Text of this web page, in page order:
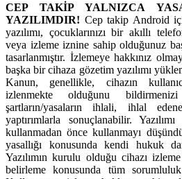
CEP TAKİP YALNIZCA
YAZILIMDIR! Cep takip Android
yazılımı, çocuklarınızı bir akıllı
veya izleme iznine sahip olduğunuz
tasarlanmıştır. İzlemeye hakkınız
başka bir cihaza gözetim yazılımı
Kanun, genellikle, cihazın
izlenmekte olduğunu
şartların/yasaların ihlali, ihlal
yaptırımlarla sonuçlanabilir.
kullanmadan önce kullanmayı
yasallığı konusunda kendi hukuk
Yazılımın kurulu olduğu cihazı
belirleme konusunda tüm